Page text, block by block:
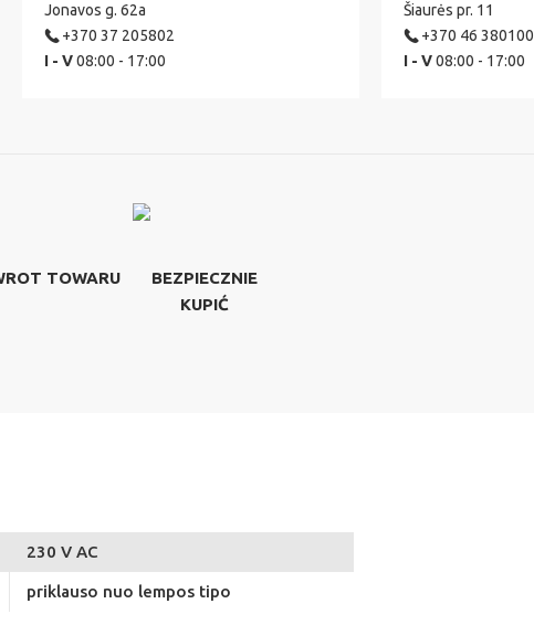
Jonavos g. 62a
+370 37 205802
I - V08:00 - 17:00
Šiaurės pr. 11
+370 46 380100
I - V08:00 - 17:00
TOWARU
BEZPIECZNIE
KUPIĆ
230 V AC
priklauso nuo lempos tipo